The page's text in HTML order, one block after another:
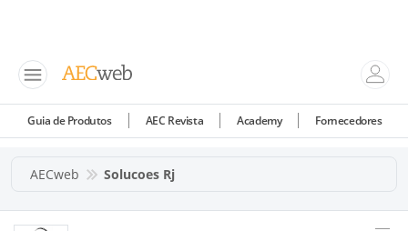
Guia de Produtos AEC Revista Academy Fornecedores
AECweb Solucoes Rj